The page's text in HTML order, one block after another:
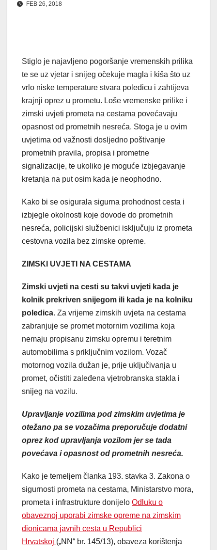
FEB 26, 2018
Stiglo je najavljeno pogoršanje vremenskih prilika
te se uz vjetar i snijeg očekuje magla i kiša što uz
vrlo niske temperature stvara poledicu i zahtijeva
krajnji oprez u prometu. Loše vremenske prilike i
zimski uvjeti prometa na cestama povećavaju
opasnost od prometnih nesreća. Stoga je u ovim
uvjetima od važnosti dosljedno poštivanje
prometnih pravila, propisa i prometne
signalizacije, te ukoliko je moguće izbjegavanje
kretanja na put osim kada je neophodno.
Kako bi se osigurala sigurna prohodnost cesta i
izbjegle okolnosti koje dovode do prometnih
nesreća, policijski službenici isključuju iz prometa
cestovna vozila bez zimske opreme.
ZIMSKI UVJETI NA CESTAMA
Zimski uvjeti na cesti su takvi uvjeti kada je
kolnik prekriven snijegom ili kada je na kolniku
poledica. Za vrijeme zimskih uvjeta na cestama
zabranjuje se promet motornim vozilima koja
nemaju propisanu zimsku opremu i teretnim
automobilima s priključnim vozilom. Vozač
motornog vozila dužan je, prije uključivanja u
promet, očistiti zaleđena vjetrobranska stakla i
snijeg na vozilu.
Upravljanje vozilima pod zimskim uvjetima je
otežano pa se vozačima preporučuje dodatni
oprez kod upravljanja vozilom jer se tada
povećava i opasnost od prometnih nesreća.
Kako je temeljem članka 193. stavka 3. Zakona o
sigurnosti prometa na cestama, Ministarstvo mora,
prometa i infrastrukture donijelo Odluku o
obaveznoj uporabi zimske opreme na zimskim
dionicama javnih cesta u Republici
Hrvatskoj („NN“ br. 145/13), obaveza korištenja